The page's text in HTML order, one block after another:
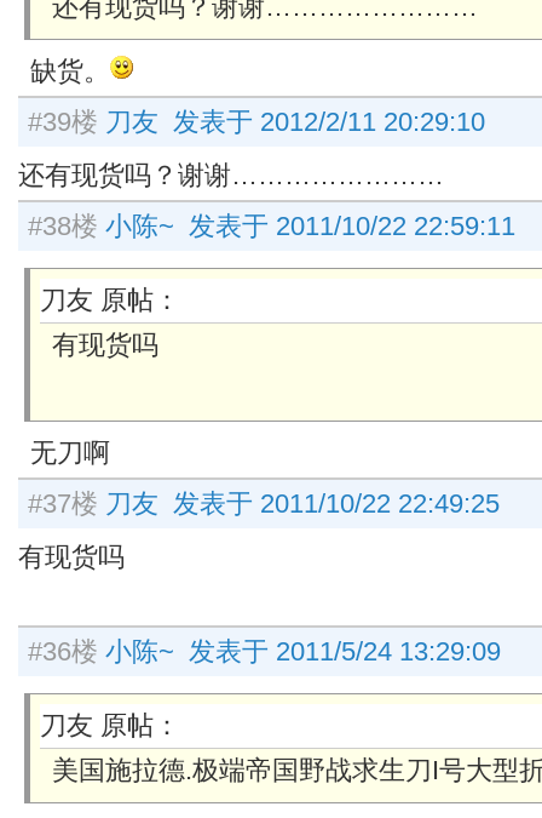
还有现货吗？谢谢……………………
缺货。
#39楼 刀友 发表于 2012/2/11 20:29:10
还有现货吗？谢谢……………………
#38楼 小陈~ 发表于 2011/10/22 22:59:11
刀友 原帖：
有现货吗
无刀啊
#37楼 刀友 发表于 2011/10/22 22:49:25
有现货吗
#36楼 小陈~ 发表于 2011/5/24 13:29:09
刀友 原帖：
美国施拉德.极端帝国野战求生刀I号大型